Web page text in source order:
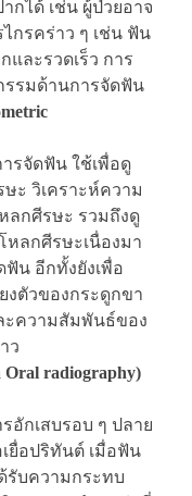
กได้ เช่น ผู้ป่วยอาจ
กรคร่าว ๆ เช่น ฟัน
และรวดเร็ว การ
รรมด้านการจัดฟัน
รจัดฟัน ใช้เพื่อดู
ะ วิเคราะห์ความ
ลกศีรษะ รวมถึงดู
หลกศีรษะเนื่องมา
น อีกทั้งยังเพื่อ
งตัวของกระดูกขา
ะความสัมพันธ์ของ
ว
radiography)
อักเสบรอบ ๆ ปลาย
ยื่อปริทันต์ เมื่อฟัน
รับความกระทบ